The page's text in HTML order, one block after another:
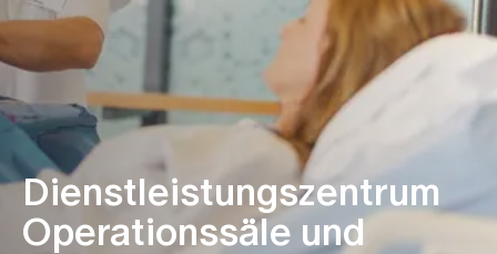
Fachbereiche
Team
Zuweisende
Dienstleistungszentrum
Operationssäle und